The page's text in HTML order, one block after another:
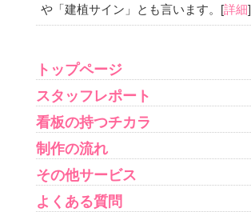
や「建植サイン」とも言います。[詳細]
トップページ
スタッフレポート
看板の持つチカラ
制作の流れ
その他サービス
よくある質問